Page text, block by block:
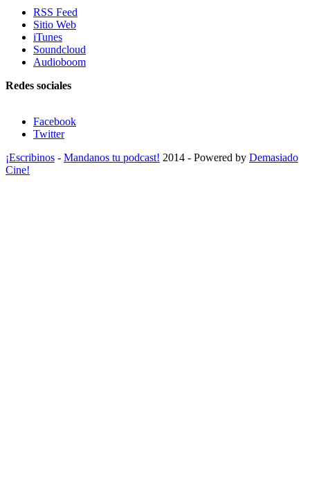
RSS Feed
Sitio Web
iTunes
Soundcloud
Audioboom
Redes sociales
Facebook
Twitter
¡Escribinos - Mandanos tu podcast! 2014 - Powered by Demasiado
Cine!